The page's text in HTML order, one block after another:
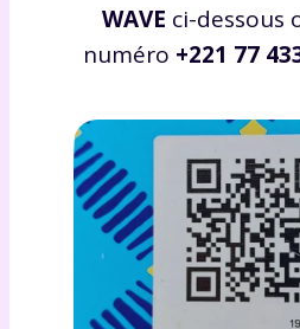
WAVE ci-dessous
numéro +221 77